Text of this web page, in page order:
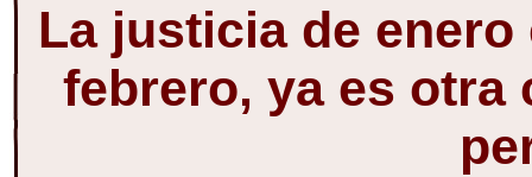
La justicia de
febrero, ya es otra